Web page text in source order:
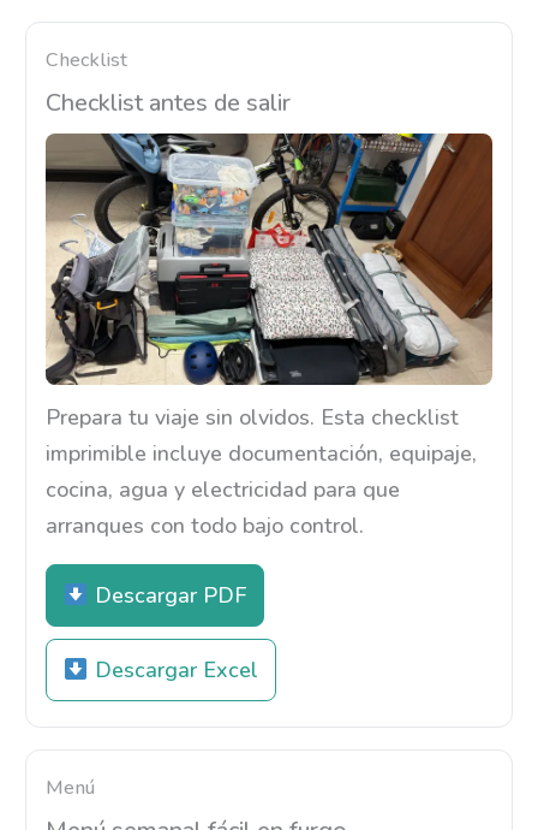
Checklist
Checklist antes de salir
Prepara tu viaje sin olvidos. Esta checklist
imprimible incluye documentación, equipaje,
cocina, agua y electricidad para que
arranques con todo bajo control.
Descargar PDF
Descargar Excel
Menú